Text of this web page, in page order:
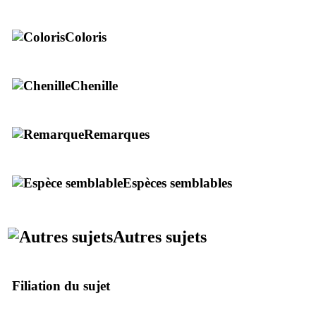
Coloris
Chenille
Remarques
Espèces semblables
Autres sujets
Filiation du sujet